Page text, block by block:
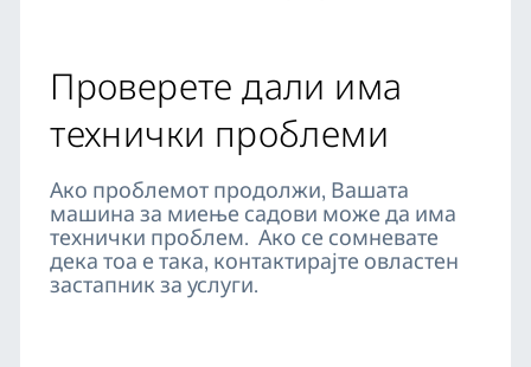
Проверете дали има
технички проблеми
Ако проблемот продолжи, Вашата
машина за миење садови може да има
технички проблем. Ако се сомневате
дека тоа е така, контактирајте овластен
застапник за услуги.